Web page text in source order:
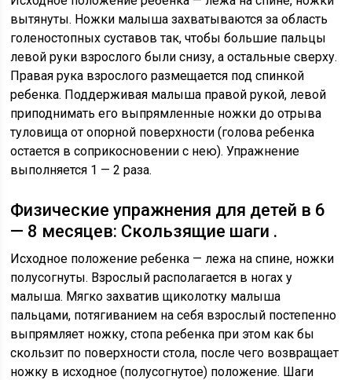
вытянуты. Ножки малыша захватываются за область
голеностопных суставов так, чтобы большие пальцы
левой руки взрослого были снизу, а остальные сверху.
Правая рука взрослого размещается под спинкой
ребенка. Поддерживая малыша правой рукой, левой
приподнимать его выпрямленные ножки до отрыва
туловища от опорной поверхности (голова ребенка
остается в соприкосновении с нею). Упражнение
выполняется 1 — 2 раза.
Физические упражнения для детей в 6
— 8 месяцев: Скользящие шаги .
Исходное положение ребенка — лежа на спине, ножки
полусогнуты. Взрослый располагается в ногах у
малыша. Мягко захватив щиколотку малыша
пальцами, потягиванием на себя взрослый постепенно
выпрямляет ножку, стопа ребенка при этом как бы
скользит по поверхности стола, после чего возвращает
ножку в исходное (полусогнутое) положение. Шаги